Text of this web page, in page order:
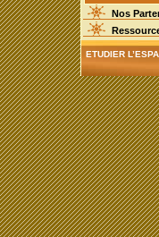
Nos
ETUDIER